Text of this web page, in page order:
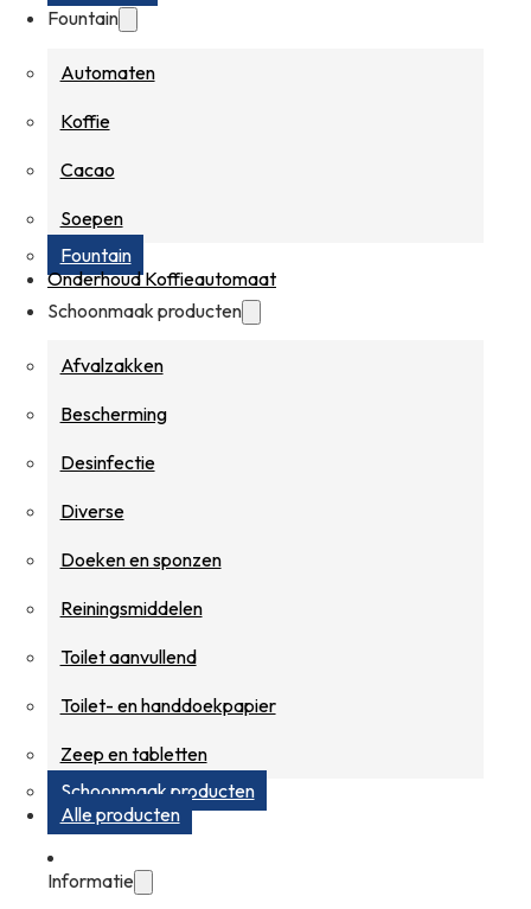
Fountain
Automaten
Koffie
Cacao
Soepen
Fountain
Onderhoud Koffieautomaat
Schoonmaak producten
Afvalzakken
Bescherming
Desinfectie
Diverse
Doeken en sponzen
Reiningsmiddelen
Toilet aanvullend
Toilet- en handdoekpapier
Zeep en tabletten
Schoonmaak producten
Alle producten
Informatie